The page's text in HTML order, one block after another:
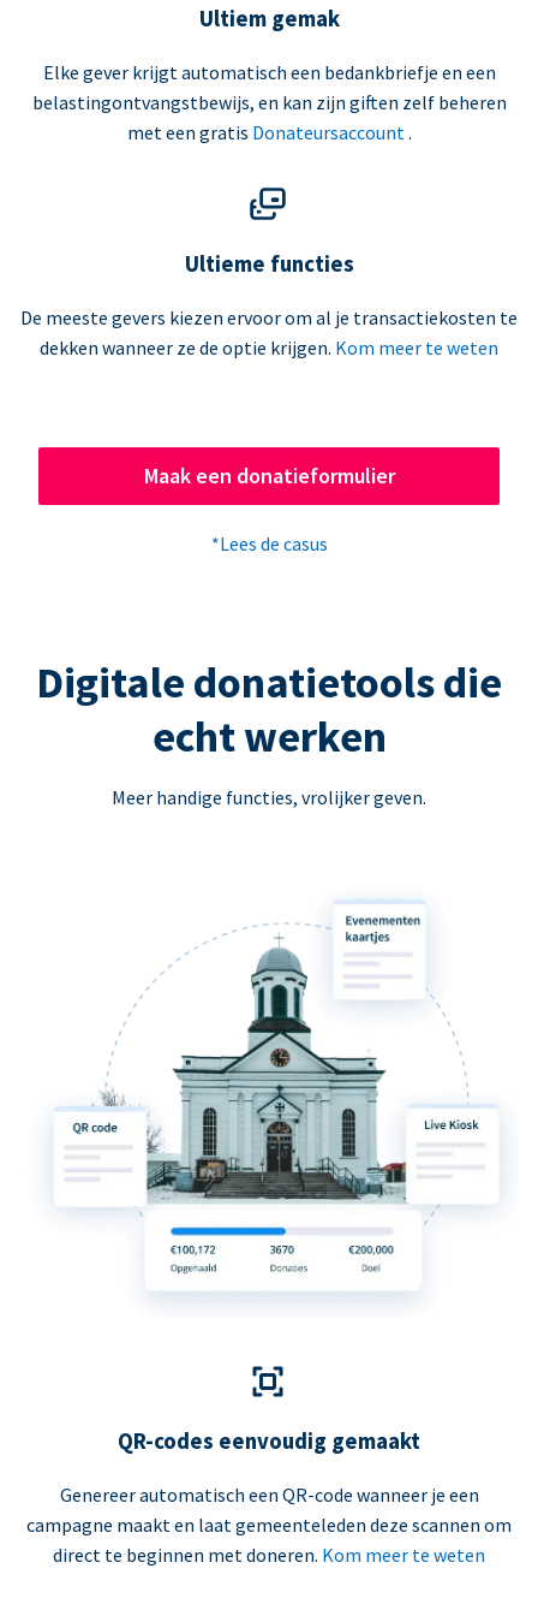
Ultiem gemak
Elke gever krijgt automatisch een bedankbriefje en een
belastingontvangstbewijs, en kan zijn giften zelf beheren
met een gratis Donateursaccount.
Ultieme functies
De meeste gevers kiezen ervoor om al je transactiekosten te
dekken wanneer ze de optie krijgen. Kom meer te weten
Maak een donatieformulier
*Lees de casus
Digitale donatietools die
echt werken
Meer handige functies, vrolijker geven.
QR-codes eenvoudig gemaakt
Genereer automatisch een QR-code wanneer je een
campagne maakt en laat gemeenteleden deze scannen om
direct te beginnen met doneren. Kom meer te weten